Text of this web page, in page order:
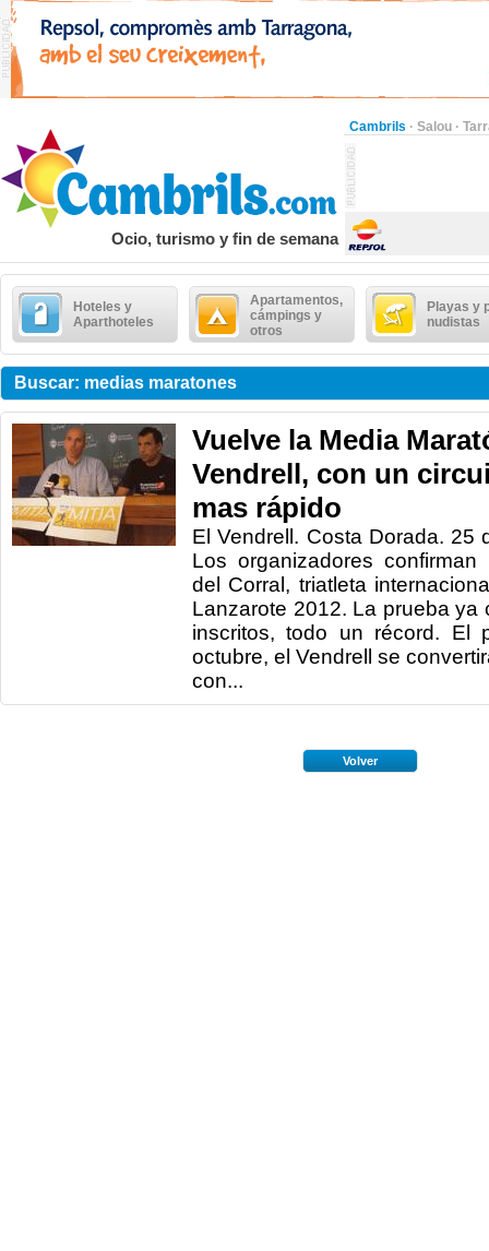
Cambrils · Salou ·
Ocio, turismo y fin de semana
Hoteles y
Aparthoteles
Apartamentos,
cámpings y
otros
Playas y
nudistas
Buscar: medias maratones
Vuelve la Media
Vendrell, con un
mas rápido
El Vendrell. Costa Dorada. 25
Los organizadores
del Corral, triatleta
Lanzarote 2012. La prueba ya
inscritos, todo un récord. El
octubre, el Vendrell se
con...
Volver